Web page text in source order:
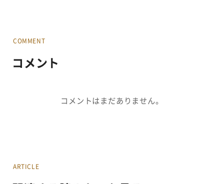
COMMENT
コメント
コメントはまだありません。
ARTICLE